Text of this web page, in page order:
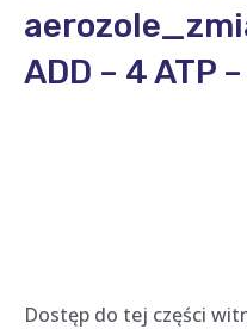
ADD – 4 ATP
Dostęp do tej części